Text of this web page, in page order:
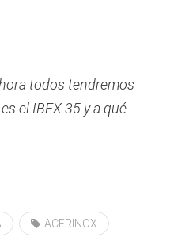
todos tendremos
el IBEX 35 y a qué
ACERINOX